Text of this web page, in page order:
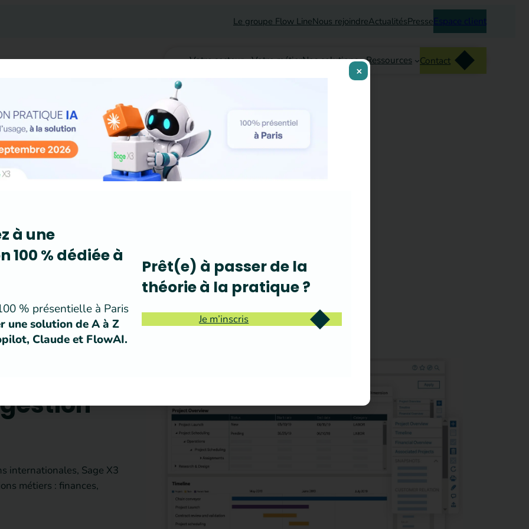
Le groupe Flow LineNous rejoindreActualitésPresseEspace client
Votre secteur Votre métierNos solutions Ressources Contact
internationales, Sage X3
métiers : finances,
à une
100 % dédiée à
% présentielle à Paris
une solution de A à Z
Claude et FlowAI.
Prêt(e) à passer de la
théorie à la pratique ?
Je m’inscris
×